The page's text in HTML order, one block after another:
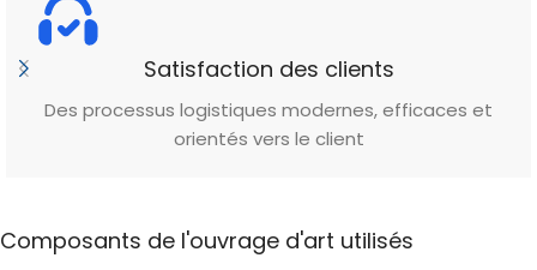
Satisfaction des clients
Des processus logistiques modernes, efficaces et
orientés vers le client
Composants de l'ouvrage d'art utilisés